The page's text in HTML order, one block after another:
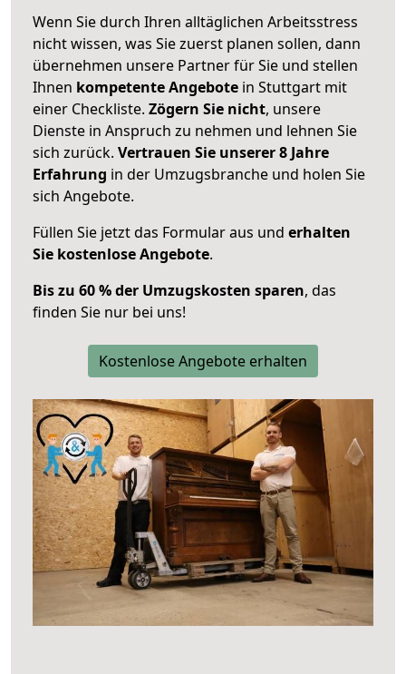
Wenn Sie durch Ihren alltäglichen Arbeitsstress
nicht wissen, was Sie zuerst planen sollen, dann
übernehmen unsere Partner für Sie und stellen
Ihnen kompetente Angebote in Stuttgart mit
einer Checkliste. Zögern Sie nicht, unsere
Dienste in Anspruch zu nehmen und lehnen Sie
sich zurück. Vertrauen Sie unserer 8 Jahre
Erfahrung in der Umzugsbranche und holen Sie
sich Angebote.
Füllen Sie jetzt das Formular aus und erhalten
Sie kostenlose Angebote.
Bis zu 60 % der Umzugskosten sparen, das
finden Sie nur bei uns!
Kostenlose Angebote erhalten